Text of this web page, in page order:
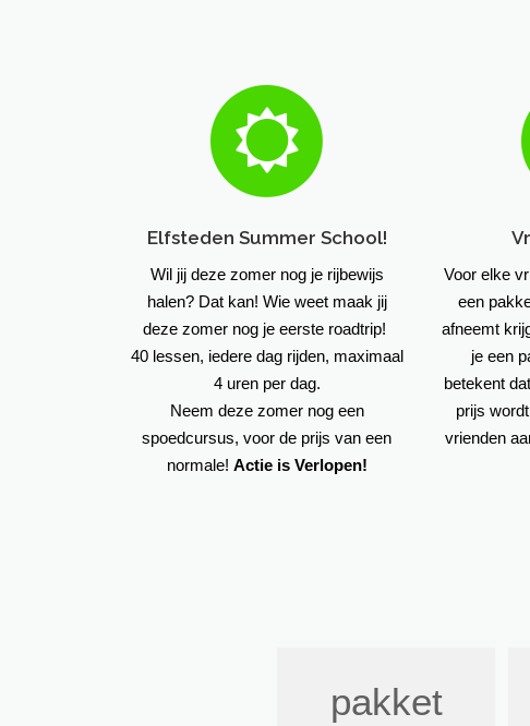
Elfsteden Summer School!
Wil jij deze zomer nog je rijbewijs
halen? Dat kan! Wie weet maak jij
deze zomer nog je eerste roadtrip!
40 lessen, iedere dag rijden, maximaal
4 uren per dag.
Neem deze zomer nog een
spoedcursus, voor de prijs van een
normale! Actie is Verlopen!
Voor elke
een
afneemt
je een
betekent
prijs
vrienden
pakket